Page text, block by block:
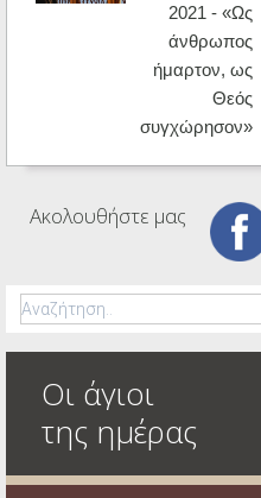
2021 - «Ως
άνθρωπος
ήμαρτον, ως
Θεός
συγχώρησον»
Ακολουθήστε μας
Οι άγιοι
της ημέρας